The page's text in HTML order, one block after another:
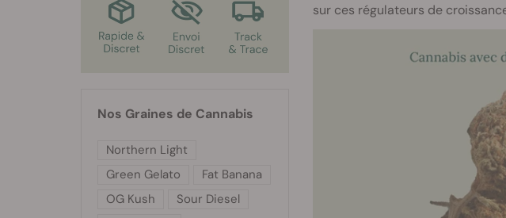
sur ces régulateurs de
Nos Graines de Cannabis
Northern Light
Green Gelato
Fat Banana
OG Kush
Sour Diesel